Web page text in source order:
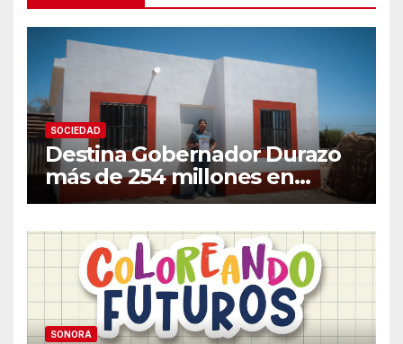
SOCIEDAD
Destina Gobernador Durazo
más de 254 millones en
acciones de vivienda para
SONORA